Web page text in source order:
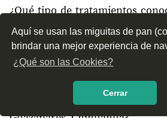
Aquí se usan las miguitas de pan
brindar una mejor experiencia de
¿Qué son las Cookies?
Cerrar
¿Qué tipo de tratamientos
Chihuahua?
¿Cómo es el servicio de las
encontrar en Guazapares,
¿Recomiendas las Clínicas